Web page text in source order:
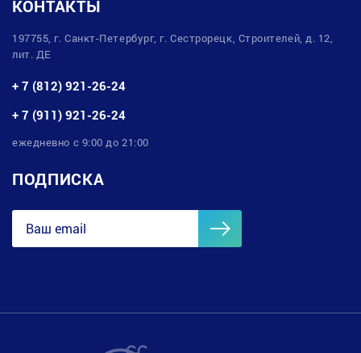
КОНТАКТЫ
197755, г. Санкт-Петербург, г. Сестрорецк, Строителей, д. 12,
лит. ДЕ
+ 7 (812) 921-26-24
+ 7 (911) 921-26-24
ежедневно с 9:00 до 21:00
ПОДПИСКА